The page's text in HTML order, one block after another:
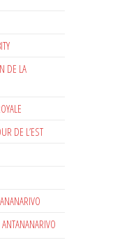
DE LA
DE L’EST